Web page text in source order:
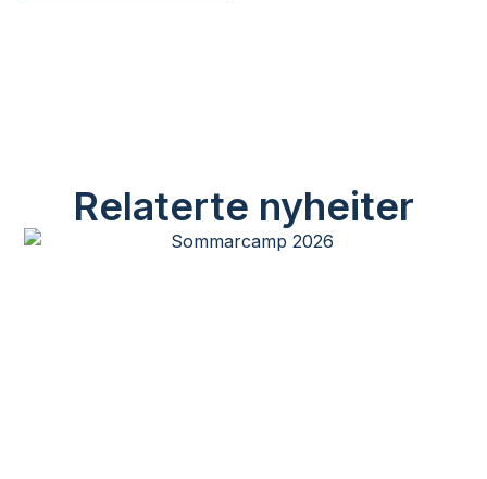
Relaterte nyheiter